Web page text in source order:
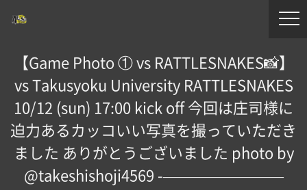
【Game Photo ① vs RATTLESNAKES📸】
vs Takusyoku University RATTLESNAKES
10/12 (sun) 17:00 kick off 今回は庄司様に
迫力あるカッコいい写真を撮っていただき
ました ありがとうございました️ photo by
@takeshishoji4569 -————————